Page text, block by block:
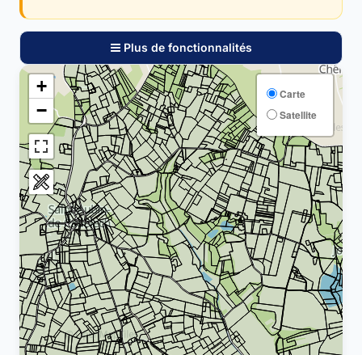
Plus de fonctionnalités
+
−
Carte
Satellite